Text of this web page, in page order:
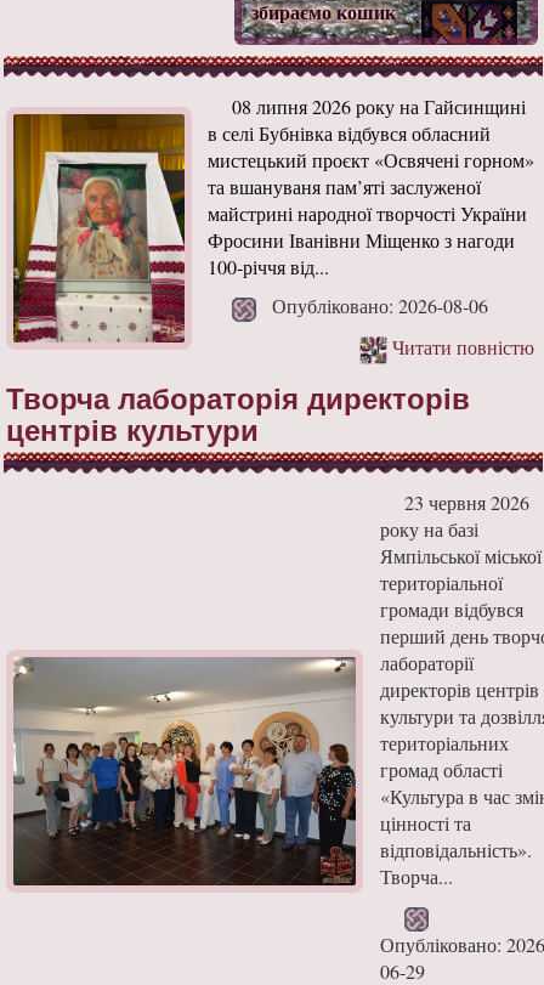
збираємо кошик
08 липня 2026 року на Гайсинщині
в селі Бубнівка відбувся обласний
мистецький проєкт «Освячені горном»
та вшануваня пам’яті заслуженої
майстрині народної творчості України
Фросини Іванівни Міщенко з нагоди
100-річчя від...
Опубліковано: 2026-08-06
Читати повністю
Творча лабораторія директорів
центрів культури
23 червня 2026
року на базі
Ямпільської міської
територіальної
громади відбувся
перший день
лабораторії
директорів центрів
культури та
територіальних
громад області
«Культура в час
цінності та
відповідальність».
Творча...
Опубліковано:
06-29